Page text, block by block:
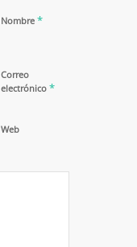
Nombre *
Correo
electrónico *
Web